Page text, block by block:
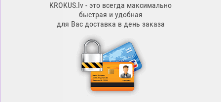
KROKUS.lv - это всегда максимально
быстрая и удобная
для Вас доставка в день заказа